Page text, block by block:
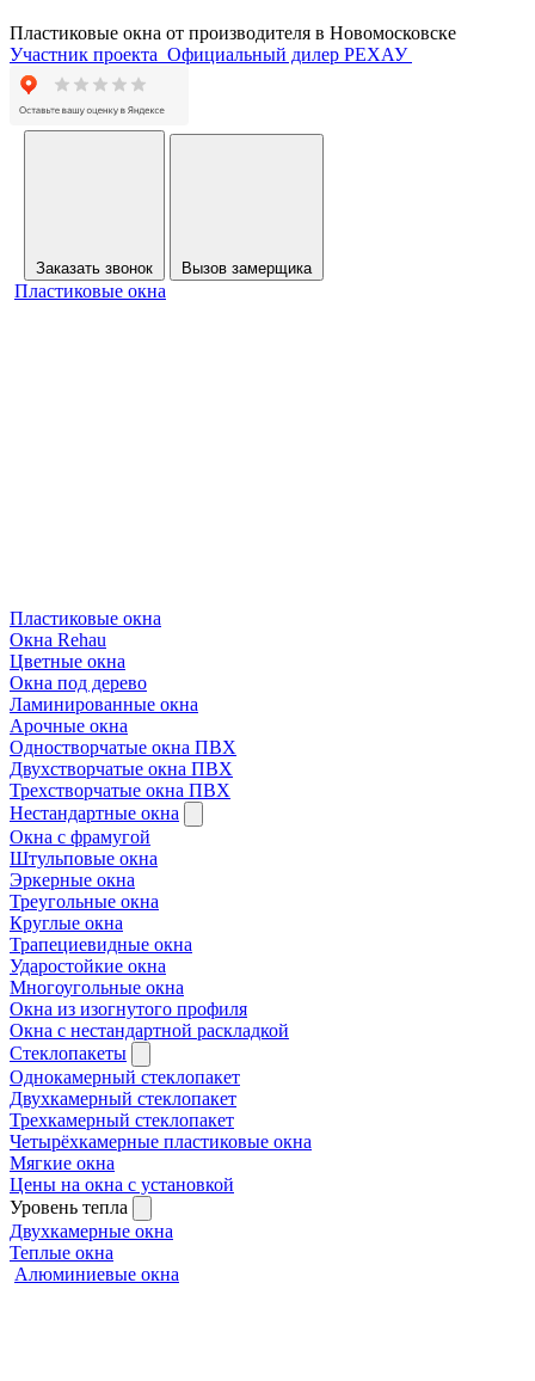
Пластиковые окна от производителя в Новомосковске
Участник проекта Официальный дилер РЕХАУ
Заказать звонок Вызов замерщика
Пластиковые окна
Пластиковые окна
Окна Rehau
Цветные окна
Окна под дерево
Ламинированные окна
Арочные окна
Одностворчатые окна ПВХ
Двухстворчатые окна ПВХ
Трехстворчатые окна ПВХ
Нестандартные окна
Окна с фрамугой
Штульповые окна
Эркерные окна
Треугольные окна
Круглые окна
Трапециевидные окна
Ударостойкие окна
Многоугольные окна
Окна из изогнутого профиля
Окна с нестандартной раскладкой
Стеклопакеты
Однокамерный стеклопакет
Двухкамерный стеклопакет
Трехкамерный стеклопакет
Четырёхкамерные пластиковые окна
Мягкие окна
Цены на окна с установкой
Уровень тепла
Двухкамерные окна
Теплые окна
Алюминиевые окна